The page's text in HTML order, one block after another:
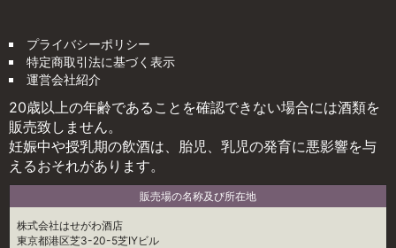
プライバシーポリシー
特定商取引法に基づく表示
運営会社紹介
20歳以上の年齢であることを確認できない場合には酒類を
販売致しません。
妊娠中や授乳期の飲酒は、胎児、乳児の発育に悪影響を与
えるおそれがあります。
販売場の名称及び所在地
株式会社はせがわ酒店
東京都港区芝3-20-5芝IYビル